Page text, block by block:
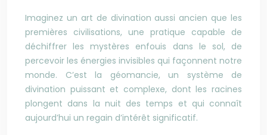
Imaginez un art de divination aussi ancien que les
premières civilisations, une pratique capable de
déchiffrer les mystères enfouis dans le sol, de
percevoir les énergies invisibles qui façonnent notre
monde. C’est la géomancie, un système de
divination puissant et complexe, dont les racines
plongent dans la nuit des temps et qui connaît
aujourd’hui un regain d’intérêt significatif.